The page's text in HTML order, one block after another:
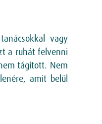
vagy
a ruhát felvenni
tágított. Nem
amit belül